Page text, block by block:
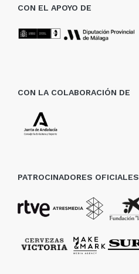
CON EL APOYO DE
CON LA COLABORACIÓN DE
PATROCINADORES OFICIALES